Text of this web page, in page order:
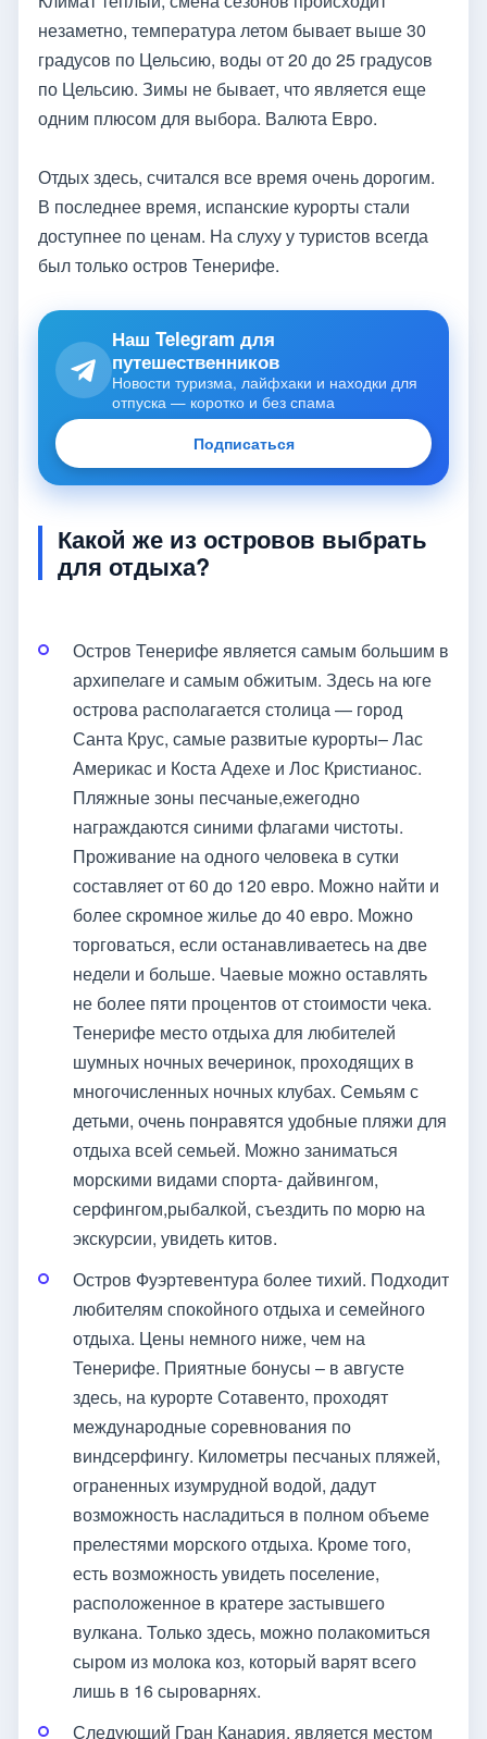
незаметно, температура летом бывает выше 30
градусов по Цельсию, воды от 20 до 25 градусов
по Цельсию. Зимы не бывает, что является еще
одним плюсом для выбора. Валюта Евро.
Отдых здесь, считался все время очень дорогим.
В последнее время, испанские курорты стали
доступнее по ценам. На слуху у туристов всегда
был только остров Тенерифе.
Наш Telegram для
путешественников
Новости туризма, лайфхаки и находки для
отпуска — коротко и без спама
Подписаться
Какой же из островов выбрать
для отдыха?
Остров Тенерифе является самым большим в
архипелаге и самым обжитым. Здесь на юге
острова располагается столица — город
Санта Крус, самые развитые курорты– Лас
Америкас и Коста Адехе и Лос Кристианос.
Пляжные зоны песчаные,ежегодно
награждаются синими флагами чистоты.
Проживание на одного человека в сутки
составляет от 60 до 120 евро. Можно найти и
более скромное жилье до 40 евро. Можно
торговаться, если останавливаетесь на две
недели и больше. Чаевые можно оставлять
не более пяти процентов от стоимости чека.
Тенерифе место отдыха для любителей
шумных ночных вечеринок, проходящих в
многочисленных ночных клубах. Семьям с
детьми, очень понравятся удобные пляжи для
отдыха всей семьей. Можно заниматься
морскими видами спорта- дайвингом,
серфингом,рыбалкой, съездить по морю на
экскурсии, увидеть китов.
Остров Фуэртевентура более тихий. Подходит
любителям спокойного отдыха и семейного
отдыха. Цены немного ниже, чем на
Тенерифе. Приятные бонусы – в августе
здесь, на курорте Сотавенто, проходят
международные соревнования по
виндсерфингу. Километры песчаных пляжей,
ограненных изумрудной водой, дадут
возможность насладиться в полном объеме
прелестями морского отдыха. Кроме того,
есть возможность увидеть поселение,
расположенное в кратере застывшего
вулкана. Только здесь, можно полакомиться
сыром из молока коз, который варят всего
лишь в 16 сыроварнях.
Следующий Гран Канария, является местом